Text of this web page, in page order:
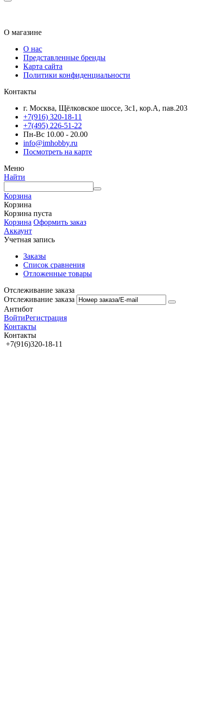
О магазине
О нас
Представленные бренды
Карта сайта
Политики конфиденциальности
Контакты
г. Москва, Щёлковское шоссе, 3с1, кор.А, пав.203
+7(916) 320-18-11
+7(495) 226-51-22
Пн-Вс 10.00 - 20.00
info@imhobby.ru
Посмотреть на карте
Меню
Найти
Корзина
Корзина
Корзина пуста
Корзина Оформить заказ
Аккаунт
Учетная запись
Заказы
Список сравнения
Отложенные товары
Отслеживание заказа
Отслеживание заказа
Антибот
ВойтиРегистрация
Контакты
Контакты
+7(916)320-18-11